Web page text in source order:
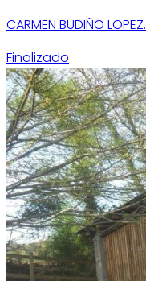
CARMEN BUDIÑO LOPEZ.
Finalizado